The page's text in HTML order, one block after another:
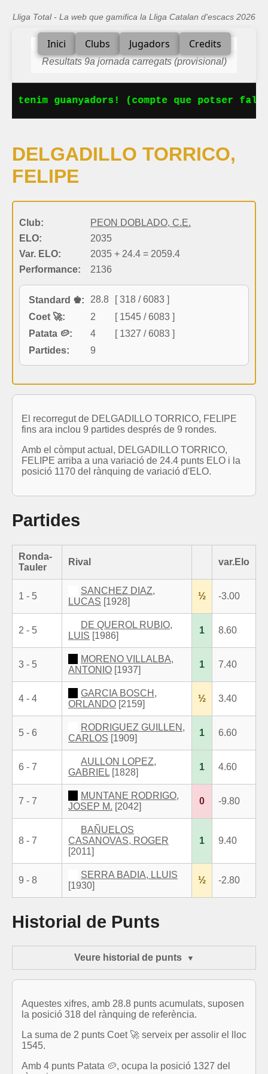
Lliga Total - La web que gamifica la Lliga Catalan d'escacs 2026
Inici Clubs Jugadors Credits
Resultats 9a jornada carregats (provisional)
tenim guanyadors! (compte que potser
DELGADILLO TORRICO,
FELIPE
Club:
PEON DOBLADO, C.E.
ELO:
2035
Var. ELO:
2035 + 24.4 = 2059.4
Performance:
2136
Standard ♚: 28.8
[ 318 / 6083 ]
Coet 🚀:
2
[ 1545 / 6083 ]
Patata 🥔:
4
[ 1327 / 6083 ]
Partides:
9
El recorregut de DELGADILLO TORRICO, FELIPE
fins ara inclou 9 partides després de 9 rondes.
Amb el còmput actual, DELGADILLO TORRICO,
FELIPE arriba a una variació de 24.4 punts ELO i la
posició 1170 del rànquing de variació d'ELO.
Partides
Ronda-
Tauler
Rival var.Elo
1 - 5
SANCHEZ DIAZ,
LUCAS [1928]
½ -3.00
2 - 5
DE QUEROL RUBIO,
LUIS [1986]
1 8.60
3 - 5
MORENO VILLALBA,
ANTONIO [1937]
1 7.40
4 - 4
GARCIA BOSCH,
ORLANDO [2159]
½ 3.40
5 - 6
RODRIGUEZ GUILLEN,
CARLOS [1909]
1 6.60
6 - 7
AULLON LOPEZ,
GABRIEL [1828]
1 4.60
7 - 7
MUNTANE RODRIGO,
JOSEP M. [2042]
0 -9.80
8 - 7
BAÑUELOS
CASANOVAS, ROGER
[2011]
1 9.40
9 - 8
SERRA BADIA, LLUIS
[1930]
½ -2.80
Historial de Punts
Veure historial de punts
Aquestes xifres, amb 28.8 punts acumulats, suposen
la posició 318 del rànquing de referència.
La suma de 2 punts Coet 🚀 serveix per assolir el lloc
1545.
Amb 4 punts Patata 🥔, ocupa la posició 1327 del